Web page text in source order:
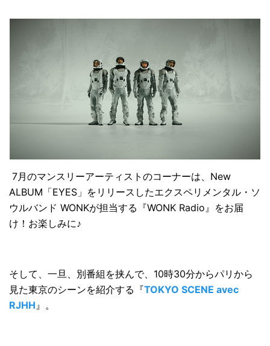
7月のマンスリーアーティストのコーナーは、New
ALBUM「EYES」をリリースしたエクスペリメンタル・ソ
ウルバンド WONKが担当する『WONK Radio』をお届
け！お楽しみに♪
そして、一旦、別番組を挟んで、10時30分からパリから
見た東京のシーンを紹介する『TOKYO SCENE avec
RJHH』。